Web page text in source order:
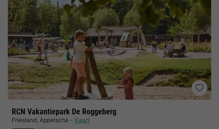
RCN Vakantiepark De Roggeberg
Friesland, Appelscha Kaart